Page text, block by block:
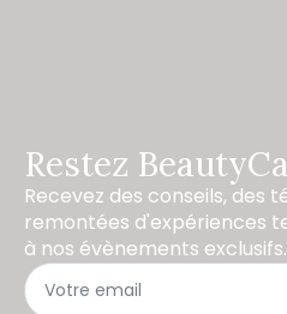
Restez
Recevez des conseils, des
remontées d'expériences
à nos évènements exclusifs.